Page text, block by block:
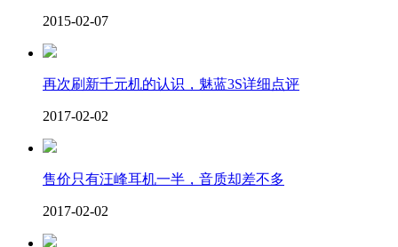
2015-02-07
再次刷新千元机的认识，魅蓝3S详细点评
2017-02-02
售价只有汪峰耳机一半，音质却差不多
2017-02-02